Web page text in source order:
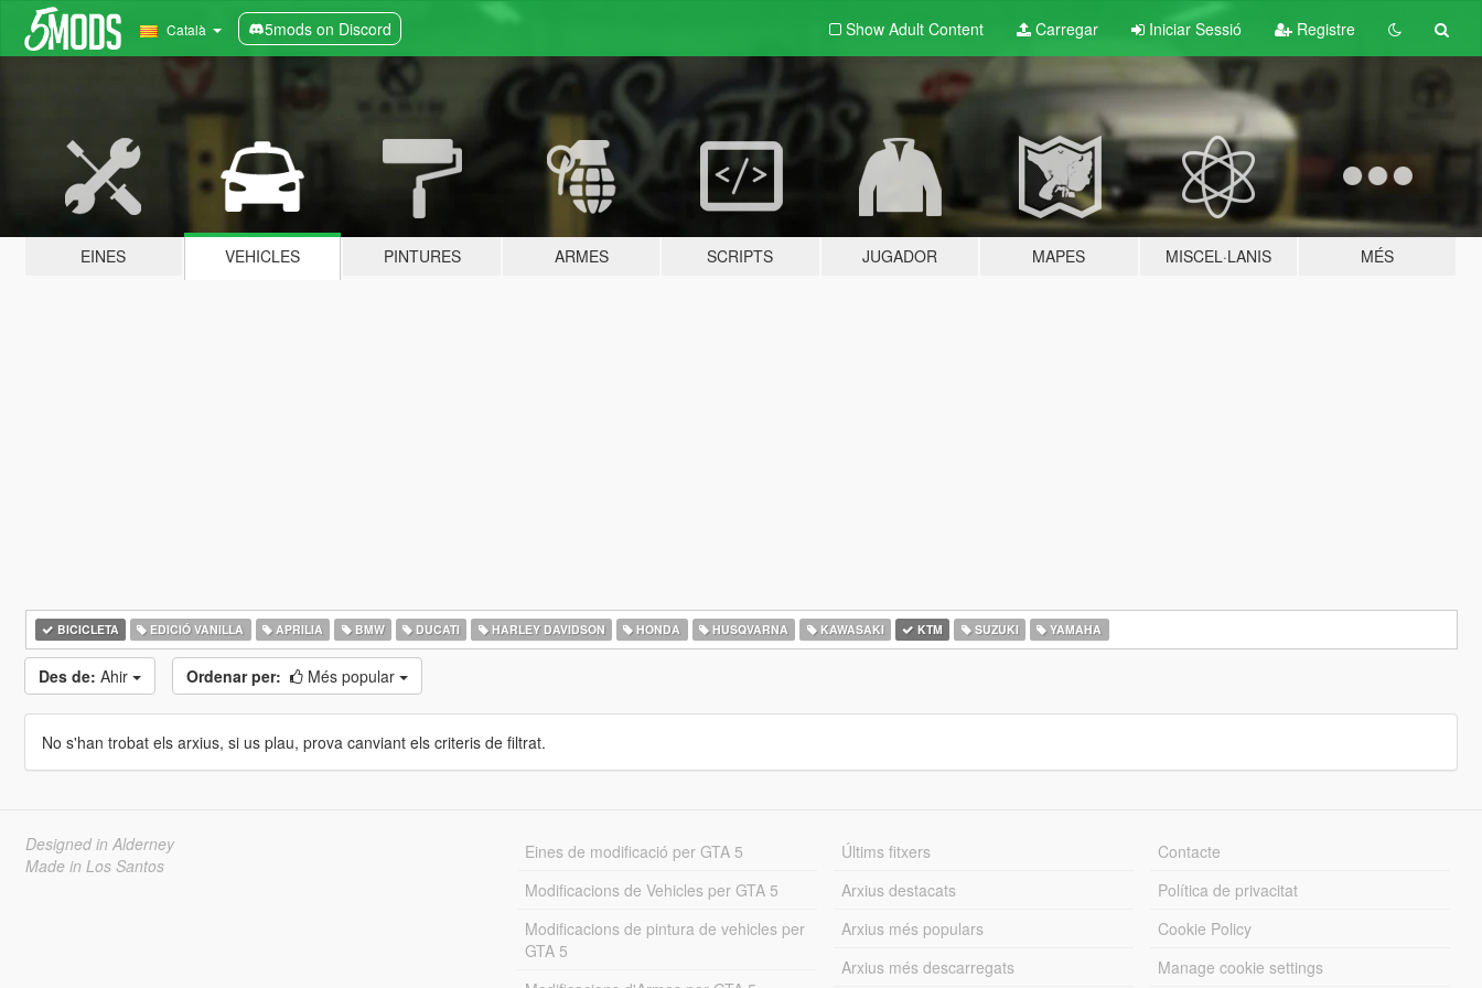
Català 5mods on Discord Show Adult Content Carregar Iniciar Sessió Registre
EINES VEHICLES PINTURES ARMES SCRIPTS JUGADOR MAPES MISCEL·LANIS MÉS
BICICLETA EDICIÓ VANILLA APRILIA BMW DUCATI HARLEY DAVIDSON HONDA HUSQVARNA KAWASAKI KTM SUZUKI YAMAHA
Des de: Ahir Ordenar per: Més popular
No s'han trobat els arxius, si us plau, prova canviant els criteris de filtrat.
Designed in Alderney
Made in Los Santos
Eines de modificació per GTA 5
Modificacions de Vehicles per GTA 5
Modificacions de pintura de vehicles per
GTA 5
Últims fitxers
Arxius destacats
Arxius més populars
Arxius més descarregats
Contacte
Política de privacitat
Cookie Policy
Manage cookie settings